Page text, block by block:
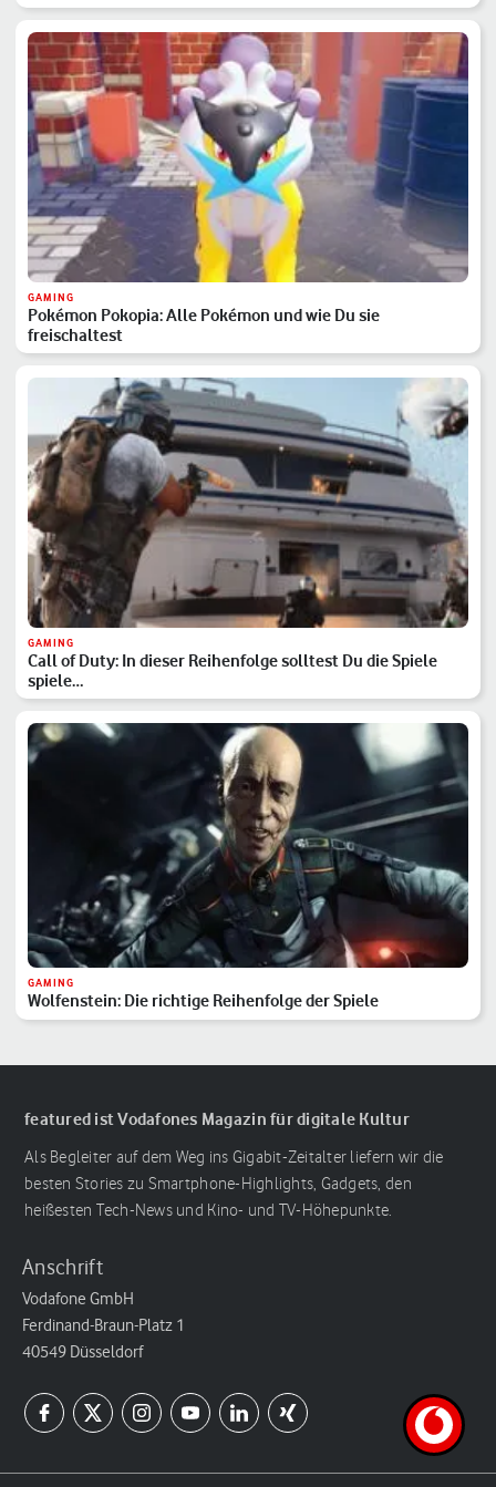
GAMING
Pokémon Pokopia: Alle Pokémon und wie Du sie
freischaltest
GAMING
Call of Duty: In dieser Reihenfolge solltest Du die Spiele
spiele…
GAMING
Wolfenstein: Die richtige Reihenfolge der Spiele
featured ist Vodafones Magazin für digitale Kultur
Als Begleiter auf dem Weg ins Gigabit-Zeitalter liefern wir die
besten Stories zu Smartphone-Highlights, Gadgets, den
heißesten Tech-News und Kino- und TV-Höhepunkte.
Anschrift
Vodafone GmbH
Ferdinand-Braun-Platz 1
40549 Düsseldorf